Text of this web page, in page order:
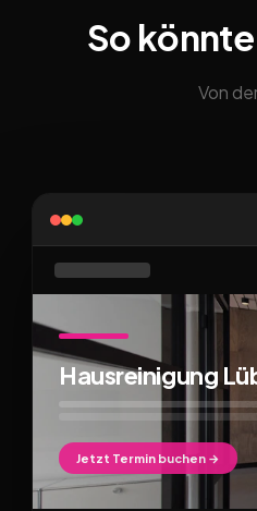
So
Von
Hausreinigung
Jetzt Termin buchen →